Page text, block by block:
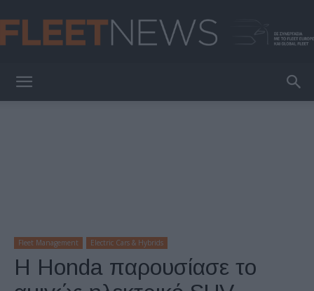
Fleet Management Electric Cars & Hybrids
Η Honda παρουσίασε το